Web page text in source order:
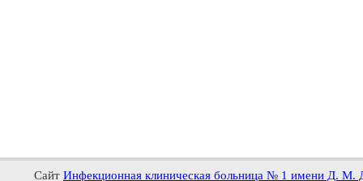
Сайт Инфекционная клиническая больница № 1 имени Д. М.